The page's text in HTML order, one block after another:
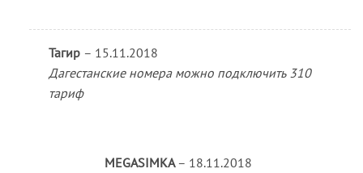
Тагир – 15.11.2018
Дагестанские номера можно подключить 310
тариф
MEGASIMKA – 18.11.2018